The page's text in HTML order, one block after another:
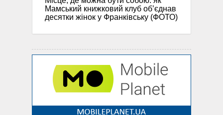
Мамський книжковий клуб об’єднав
десятки жінок у Франківську (ФОТО)